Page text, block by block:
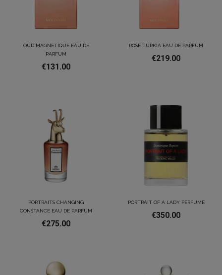
OUD MAGNETIQUE EAU DE
PARFUM
€131.00
ROSE TURKIA EAU DE PARFUM
€219.00
PORTRAITS CHANGING
CONSTANCE EAU DE PARFUM
€275.00
PORTRAIT OF A LADY PERFUME
€350.00